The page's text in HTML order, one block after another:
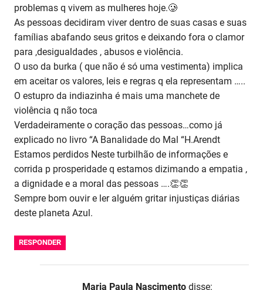
problemas q vivem as mulheres hoje.🥲
As pessoas decidiram viver dentro de suas casas e suas
famílias abafando seus gritos e deixando fora o clamor
para ,desigualdades , abusos e violência.
O uso da burka ( que não é só uma vestimenta) implica
em aceitar os valores, leis e regras q ela representam …..
O estupro da indiazinha é mais uma manchete de
violência q não toca
Verdadeiramente o coração das pessoas…como já
explicado no livro “A Banalidade do Mal “H.Arendt
Estamos perdidos Neste turbilhão de informações e
corrida p prosperidade q estamos dizimando a empatia ,
a dignidade e a moral das pessoas ….👏👏
Sempre bom ouvir e ler alguém gritar injustiças diárias
deste planeta Azul.
RESPONDER
Maria Paula Nascimento disse: